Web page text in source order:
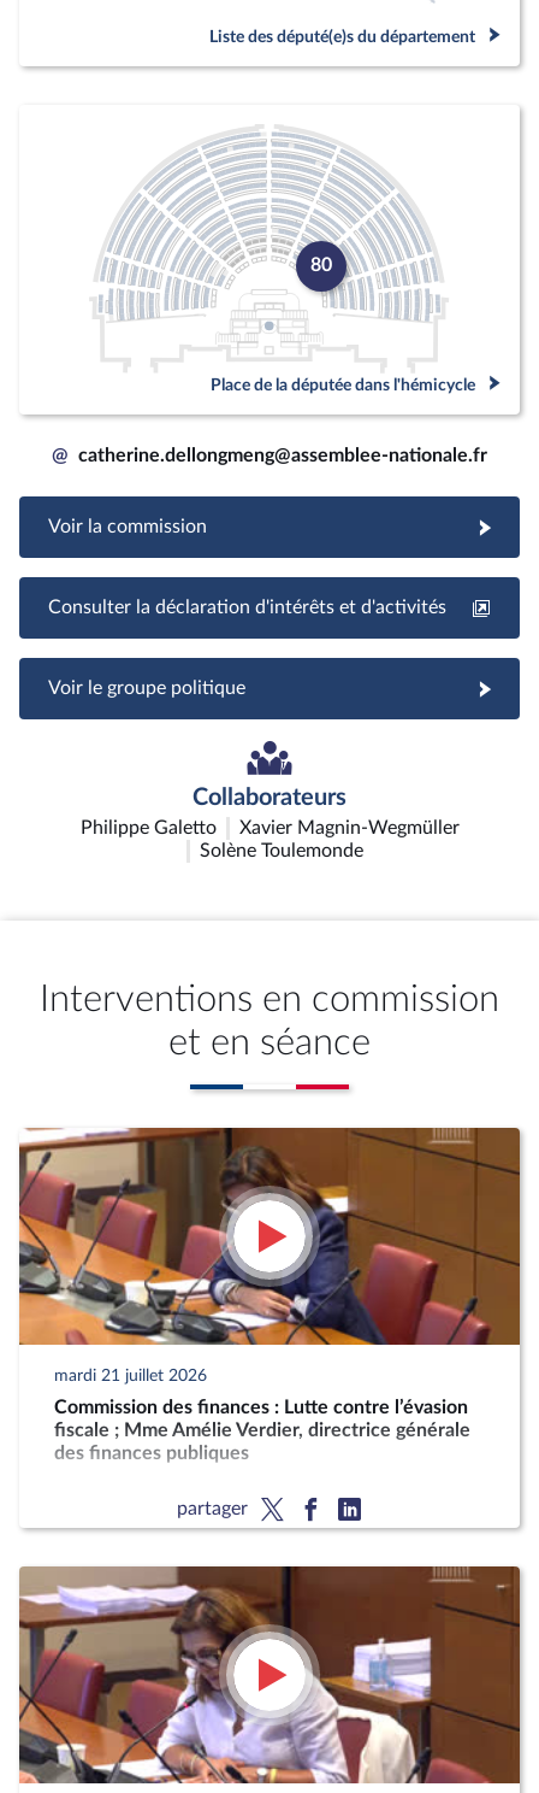
Liste des député(e)s du département
80
Place de la députée dans l'hémicycle
@ catherine.dellongmeng@assemblee-nationale.fr
Voir la commission
Consulter la déclaration d'intérêts et d'activités
Voir le groupe politique
Collaborateurs
Philippe Galetto
Xavier Magnin-Wegmüller
Solène Toulemonde
Interventions en commission
et en séance
mardi 21 juillet 2026
Commission des finances : Lutte contre l’évasion
fiscale ; Mme Amélie Verdier, directrice générale
des finances publiques
partager